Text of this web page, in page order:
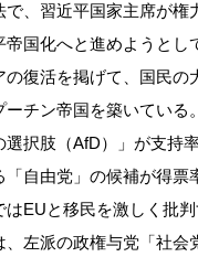
、習近平国家主席が権
国化へと進めようとし
復活を掲げて、国民の
チン帝国を築いている
択肢（AfD）」が支持
自由党」の候補が得票
EUと移民を激しく批
左派の政権与党「社